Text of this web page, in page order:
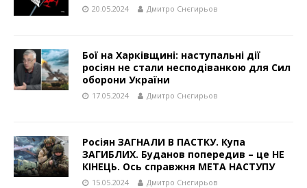
20.05.2024 Дмитро Снєгирьов
Бої на Харківщині: наступальні дії
росіян не стали несподіванкою для Сил
оборони України
17.05.2024 Дмитро Снєгирьов
Росіян ЗАГНАЛИ В ПАСТКУ. Купа
ЗАГИБЛИХ. Буданов попередив – це НЕ
КІНЕЦЬ. Ось справжня МЕТА НАСТУПУ
15.05.2024 Дмитро Снєгирьов